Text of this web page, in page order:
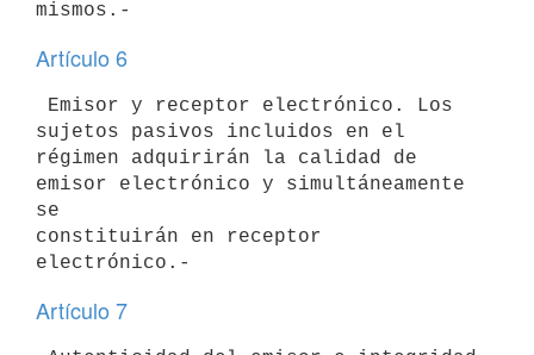
Artículo 6
sujetos pasivos incluidos en el
régimen adquirirán la calidad de
emisor electrónico y simultáneamente
se
constituirán en receptor
Artículo 7